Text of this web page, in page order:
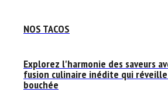
NOS TACOS
Explorez l'harmonie des saveurs
fusion culinaire inédite qui
bouchée